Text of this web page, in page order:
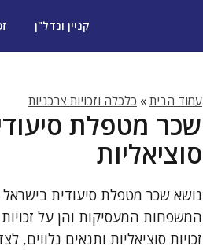
קניין ונדל"ן
עמוד הבית» כלכלה וזכויות צרכניות
שכר מטפלת
סוציאליות
נושא שכר מטפלת סיעודית
המשפחות המעסיקות והן על
זכויות סוציאליות ותנאים